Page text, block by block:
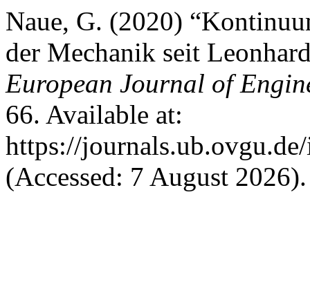
Naue, G. (2020)
der Mechanik seit
European Journal of
66. Available at:
https://
(Accessed: 7 August 2026).